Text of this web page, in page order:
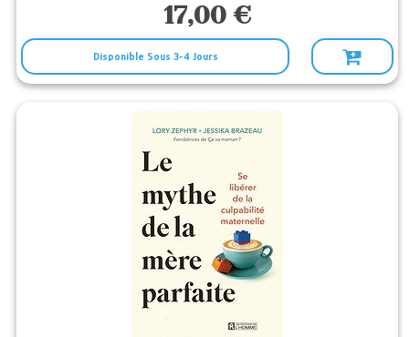
17,00 €
Disponible Sous 3-4 Jours